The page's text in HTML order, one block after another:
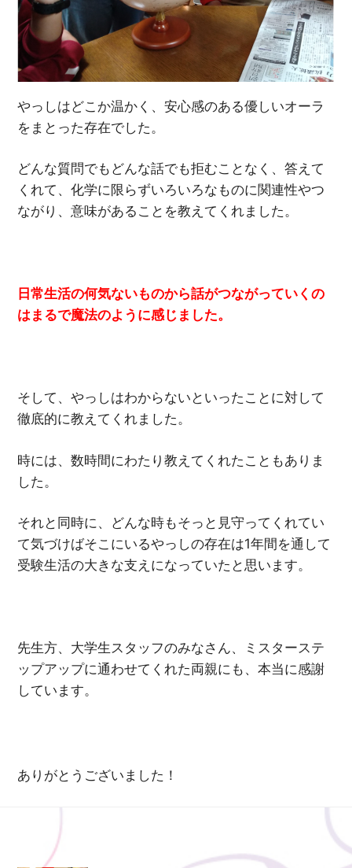
やっしはどこか温かく、安心感のある優しいオーラ
をまとった存在でした。
どんな質問でもどんな話でも拒むことなく、答えて
くれて、化学に限らずいろいろなものに関連性やつ
ながり、意味があることを教えてくれました。
日常生活の何気ないものから話がつながっていくの
はまるで魔法のように感じました。
そして、やっしはわからないといったことに対して
徹底的に教えてくれました。
時には、数時間にわたり教えてくれたこともありま
した。
それと同時に、どんな時もそっと見守ってくれてい
て気づけばそこにいるやっしの存在は1年間を通して
受験生活の大きな支えになっていたと思います。
先生方、大学生スタッフのみなさん、ミスターステ
ップアップに通わせてくれた両親にも、本当に感謝
しています。
ありがとうございました！